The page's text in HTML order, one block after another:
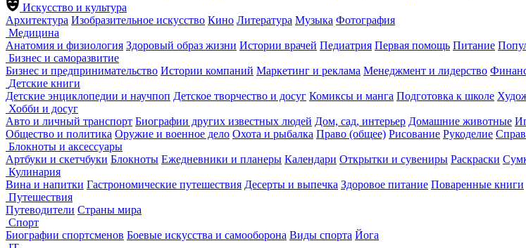
Искусство и культура
Архитектура Изобразительное искусство Кино Литература Музыка Фотография
Медицина
Анатомия и физиология Здоровый образ жизни Истории врачей Педиатрия Первая помощь Питание
Бизнес и саморазвитие
Бизнес и предпринимательство Истории компаний Маркетинг и реклама Менеджмент и лидерство
Детские книги
Детские энциклопедии и научпоп Детское творчество и досуг Комиксы и манга Подготовка к школе
Хобби и досуг
Авто и личный транспорт Биографии других известных людей Дом, сад, интерьер Домашние животные
Общество и политика Оружие и военное дело Охота и рыбалка Право (общее) Рисование Рукоделие
Блокноты и аксессуары
Артбуки и скетчбуки Блокноты Ежедневники и планеры Календари Открытки и сувениры Раскраски
Кулинария
Вина и напитки Гастрономические путешествия Десерты и выпечка Здоровое питание Поваренные книги
Путешествия
Путеводители Страны мира
Спорт
Биографии спортсменов Боевые искусства и самооборона Виды спорта Йога